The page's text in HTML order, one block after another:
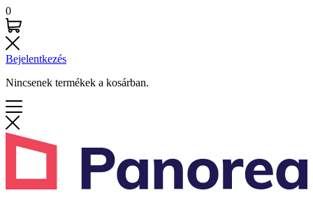
0
Bejelentkezés
Nincsenek termékek a kosárban.